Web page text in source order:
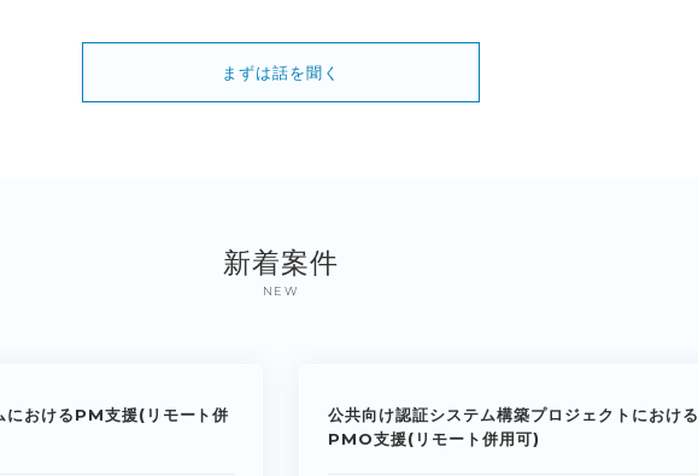
まずは話を聞く
新着案件
NEW
におけるPM支援(リモート併
公共向け認証システム構築プロジェクトにおける
PMO支援(リモート併用可)